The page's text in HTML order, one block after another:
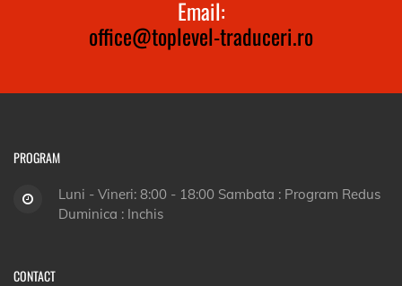
Email:
office@toplevel-traduceri.ro
PROGRAM
Luni - Vineri: 8:00 - 18:00 Sambata : Program Redus
Duminica : Inchis
CONTACT